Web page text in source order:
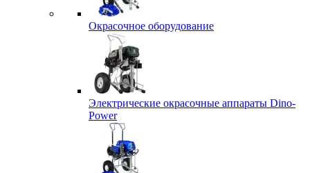
Окрасочное оборудование
Электрические окрасочные аппараты Dino-
Power